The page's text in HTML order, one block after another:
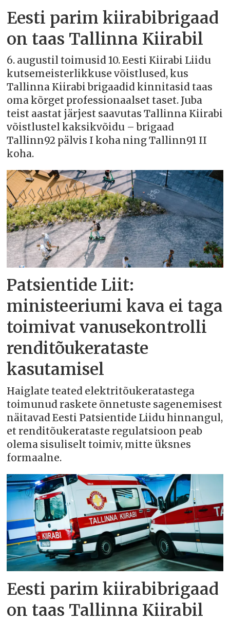
Eesti parim kiirabibrigaad
on taas Tallinna Kiirabil
6. augustil toimusid 10. Eesti Kiirabi Liidu
kutsemeisterlikkuse võistlused, kus
Tallinna Kiirabi brigaadid kinnitasid taas
oma kõrget professionaalset taset. Juba
teist aastat järjest saavutas Tallinna Kiirabi
võistlustel kaksikvõidu – brigaad
Tallinn92 pälvis I koha ning Tallinn91 II
koha.
Patsientide Liit:
ministeeriumi kava ei taga
toimivat vanusekontrolli
renditõukerataste
kasutamisel
Haiglate teated elektritõukeratastega
toimunud raskete õnnetuste sagenemisest
näitavad Eesti Patsientide Liidu hinnangul,
et renditõukerataste regulatsioon peab
olema sisuliselt toimiv, mitte üksnes
formaalne.
Eesti parim kiirabibrigaad
on taas Tallinna Kiirabil